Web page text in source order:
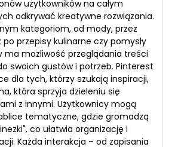
użytkowników na całym
odkrywać kreatywne rozwiązania.
kategoriom, od mody, przez
przepisy kulinarne czy pomysły
ma możliwość przeglądania treści
swoich gustów i potrzeb. Pinterest
dla tych, którzy szukają inspiracji,
która sprzyja dzieleniu się
z innymi. Użytkownicy mogą
tematyczne, gdzie gromadzą
co ułatwia organizację i
Każda interakcja – od zapisania